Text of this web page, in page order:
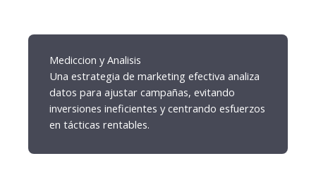
Mediccion y Analisis
Una estrategia de marketing efectiva analiza
datos para ajustar campañas, evitando
inversiones ineficientes y centrando esfuerzos
en tácticas rentables.